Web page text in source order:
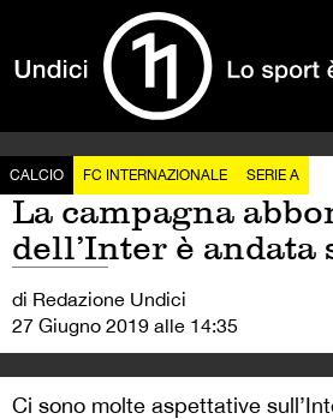
CALCIO FC INTERNAZIONALE SERIE A
La campagna
dell’Inter è andata
di Redazione Undici
27 Giugno 2019 alle 14:35
Ci sono molte aspettative